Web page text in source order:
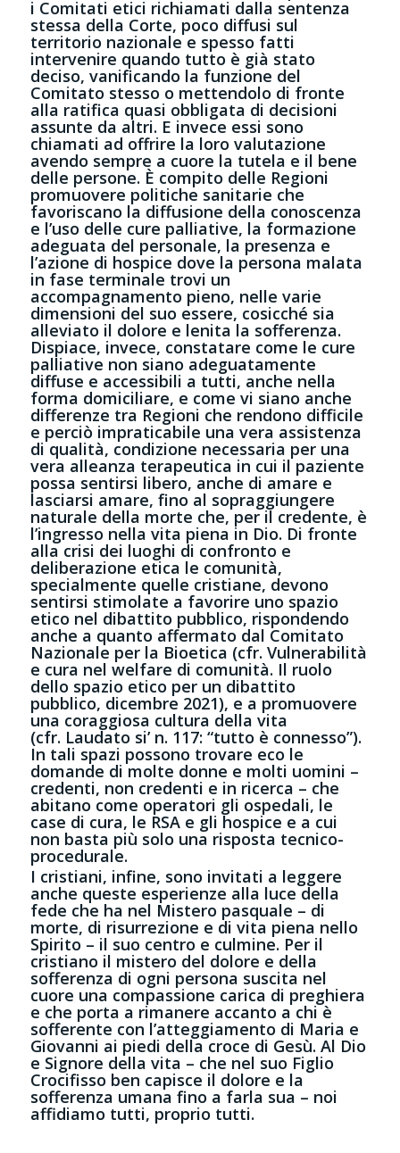
i Comitati etici richiamati dalla sentenza
stessa della Corte, poco diffusi sul
territorio nazionale e spesso fatti
intervenire quando tutto è già stato
deciso, vanificando la funzione del
Comitato stesso o mettendolo di fronte
alla ratifica quasi obbligata di decisioni
assunte da altri. E invece essi sono
chiamati ad offrire la loro valutazione
avendo sempre a cuore la tutela e il bene
delle persone. È compito delle Regioni
promuovere politiche sanitarie che
favoriscano la diffusione della conoscenza
e l’uso delle cure palliative, la formazione
adeguata del personale, la presenza e
l’azione di hospice dove la persona malata
in fase terminale trovi un
accompagnamento pieno, nelle varie
dimensioni del suo essere, cosicché sia
alleviato il dolore e lenita la sofferenza.
Dispiace, invece, constatare come le cure
palliative non siano adeguatamente
diffuse e accessibili a tutti, anche nella
forma domiciliare, e come vi siano anche
differenze tra Regioni che rendono difficile
e perciò impraticabile una vera assistenza
di qualità, condizione necessaria per una
vera alleanza terapeutica in cui il paziente
possa sentirsi libero, anche di amare e
lasciarsi amare, fino al sopraggiungere
naturale della morte che, per il credente, è
l’ingresso nella vita piena in Dio. Di fronte
alla crisi dei luoghi di confronto e
deliberazione etica le comunità,
specialmente quelle cristiane, devono
sentirsi stimolate a favorire uno spazio
etico nel dibattito pubblico, rispondendo
anche a quanto affermato dal Comitato
Nazionale per la Bioetica (cfr. Vulnerabilità
e cura nel welfare di comunità. Il ruolo
dello spazio etico per un dibattito
pubblico, dicembre 2021), e a promuovere
una coraggiosa cultura della vita
(cfr. Laudato si’ n. 117: “tutto è connesso”).
In tali spazi possono trovare eco le
domande di molte donne e molti uomini –
credenti, non credenti e in ricerca – che
abitano come operatori gli ospedali, le
case di cura, le RSA e gli hospice e a cui
non basta più solo una risposta tecnico-
procedurale.
I cristiani, infine, sono invitati a leggere
anche queste esperienze alla luce della
fede che ha nel Mistero pasquale – di
morte, di risurrezione e di vita piena nello
Spirito – il suo centro e culmine. Per il
cristiano il mistero del dolore e della
sofferenza di ogni persona suscita nel
cuore una compassione carica di preghiera
e che porta a rimanere accanto a chi è
sofferente con l’atteggiamento di Maria e
Giovanni ai piedi della croce di Gesù. Al Dio
e Signore della vita – che nel suo Figlio
Crocifisso ben capisce il dolore e la
sofferenza umana fino a farla sua – noi
affidiamo tutti, proprio tutti.